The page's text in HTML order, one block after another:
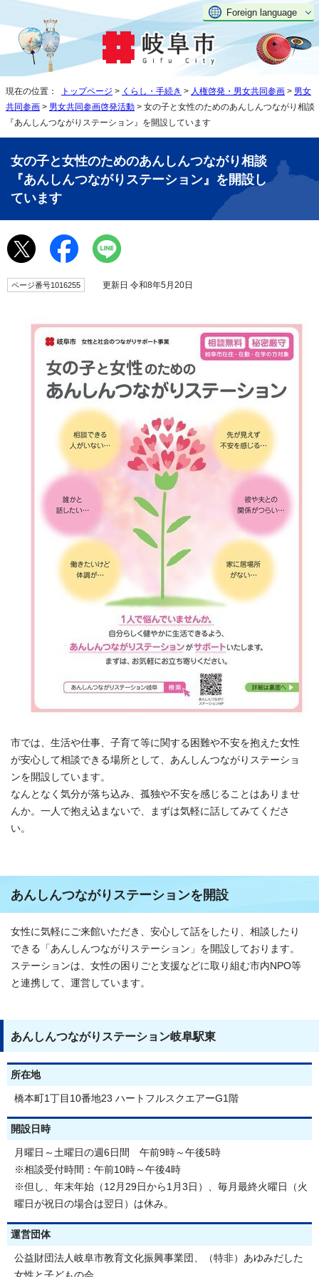
Foreign language
現在の位置： トップページ > くらし・手続き > 人権啓発・男女共同参画 > 男女
共同参画 > 男女共同参画啓発活動 > 女の子と女性のためのあんしんつながり相談
『あんしんつながりステーション』を開設しています
女の子と女性のためのあんしんつながり相談
『あんしんつながりステーション』を開設し
ています
ページ番号1016255 更新日 令和8年5月20日
市では、生活や仕事、子育て等に関する困難や不安を抱えた女性
が安心して相談できる場所として、あんしんつながりステーショ
ンを開設しています。
なんとなく気分が落ち込み、孤独や不安を感じることはありませ
んか。一人で抱え込まないで、まずは気軽に話してみてくださ
い。
あんしんつながりステーションを開設
女性に気軽にご来館いただき、安心して話をしたり、相談したり
できる「あんしんつながりステーション」を開設しております。
ステーションは、女性の困りごと支援などに取り組む市内NPO等
と連携して、運営しています。
あんしんつながりステーション岐阜駅東
所在地
橋本町1丁目10番地23 ハートフルスクエアーG1階
開設日時
月曜日～土曜日の週6日間 午前9時～午後5時
※相談受付時間：午前10時～午後4時
※但し、年末年始（12月29日から1月3日）、毎月最終火曜日（火
曜日が祝日の場合は翌日）は休み。
運営団体
公益財団法人岐阜市教育文化振興事業団、（特非）あゆみだした